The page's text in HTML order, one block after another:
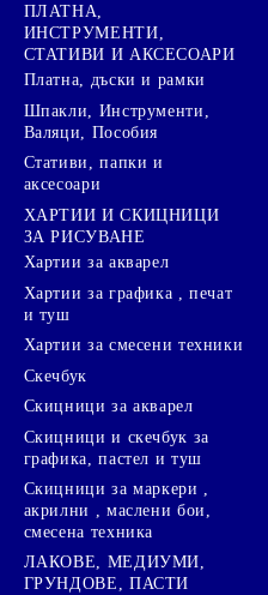
ПЛАТНА,
ИНСТРУМЕНТИ,
СТАТИВИ И АКСЕСОАРИ
Платна, дъски и рамки
Шпакли, Инструменти,
Валяци, Пособия
Стативи, папки и
аксесоари
ХАРТИИ И СКИЦНИЦИ
ЗА РИСУВАНЕ
Хартии за акварел
Хартии за графика , печат
и туш
Хартии за смесени техники
Скечбук
Скицници за акварел
Скицници и скечбук за
графика, пастел и туш
Скицници за маркери ,
акрилни , маслени бои,
смесена техника
ЛАКОВЕ, МЕДИУМИ,
ГРУНДОВЕ, ПАСТИ